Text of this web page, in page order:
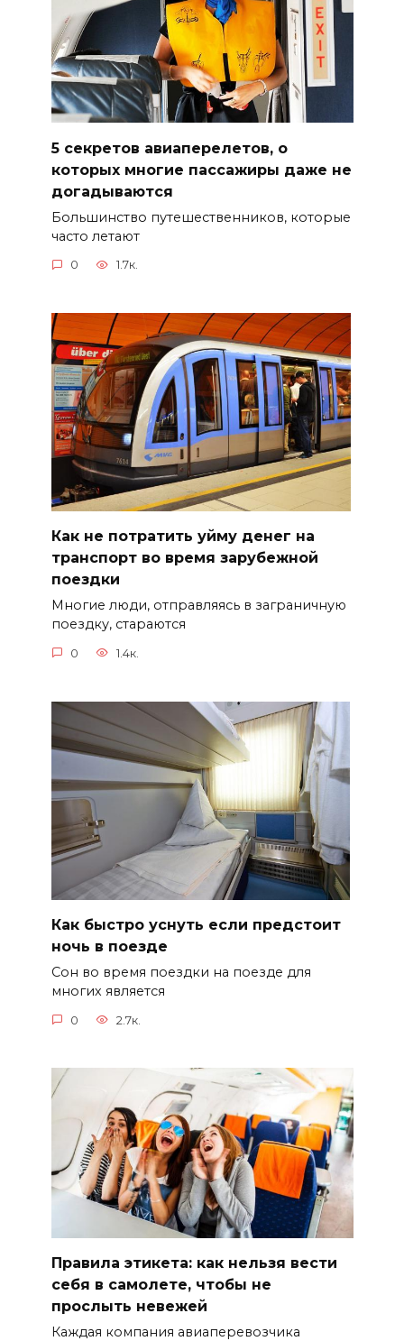
5 секретов авиаперелетов, о
которых многие пассажиры даже не
догадываются
Большинство путешественников, которые
часто летают
0 1.7к.
Как не потратить уйму денег на
транспорт во время зарубежной
поездки
Многие люди, отправляясь в заграничную
поездку, стараются
0 1.4к.
Как быстро уснуть если предстоит
ночь в поезде
Сон во время поездки на поезде для
многих является
0 2.7к.
Правила этикета: как нельзя вести
себя в самолете, чтобы не
прослыть невежей
Каждая компания авиаперевозчика